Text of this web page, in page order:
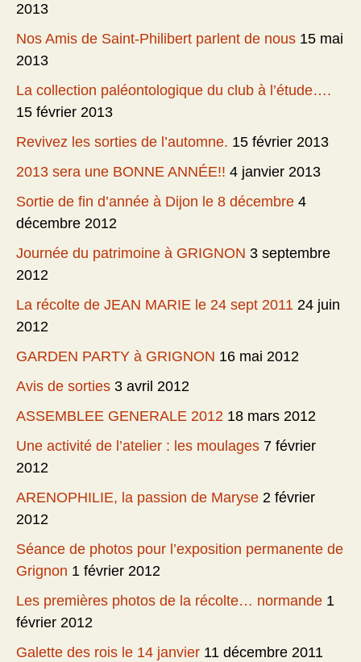
2013
Nos Amis de Saint-Philibert parlent de nous 15 mai
2013
La collection paléontologique du club à l’étude….
15 février 2013
Revivez les sorties de l’automne. 15 février 2013
2013 sera une BONNE ANNÉE!! 4 janvier 2013
Sortie de fin d’année à Dijon le 8 décembre 4
décembre 2012
Journée du patrimoine à GRIGNON 3 septembre
2012
La récolte de JEAN MARIE le 24 sept 2011 24 juin
2012
GARDEN PARTY à GRIGNON 16 mai 2012
Avis de sorties 3 avril 2012
ASSEMBLEE GENERALE 2012 18 mars 2012
Une activité de l’atelier : les moulages 7 février
2012
ARENOPHILIE, la passion de Maryse 2 février
2012
Séance de photos pour l’exposition permanente de
Grignon 1 février 2012
Les premières photos de la récolte… normande 1
février 2012
Galette des rois le 14 janvier 11 décembre 2011